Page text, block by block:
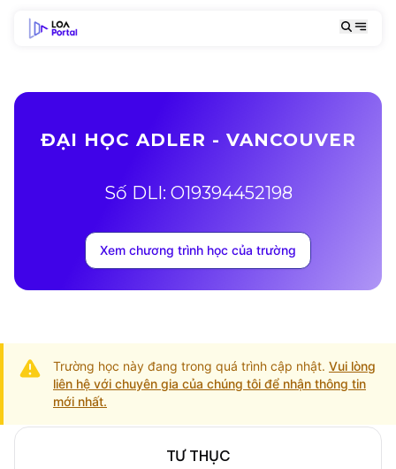
ĐẠI HỌC ADLER - VANCOUVER
Số DLI: O19394452198
Xem chương trình học của trường
Trường học này đang trong quá trình cập nhật. Vui lòng
liên hệ với chuyên gia của chúng tôi để nhận thông tin
mới nhất.
TƯ THỤC